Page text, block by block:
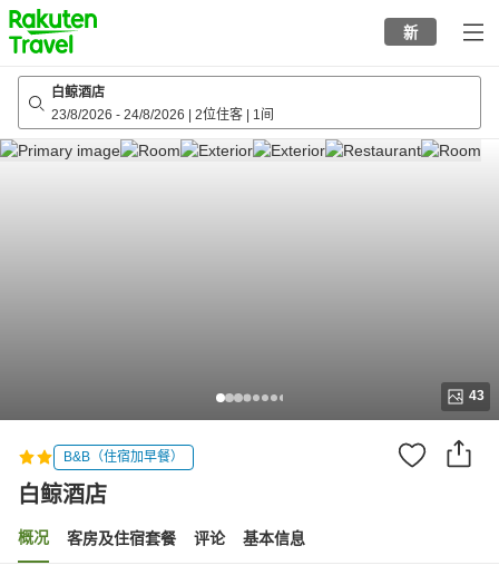
to
top
page
新
白鲸酒店
23/8/2026 - 24/8/2026 2位住客 1间
43
B&B（住宿加早餐）
白鲸酒店
概况 客房及住宿套餐 评论 基本信息